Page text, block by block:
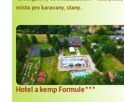
místa pro karavany, stany..
Hotel a kemp Formule***